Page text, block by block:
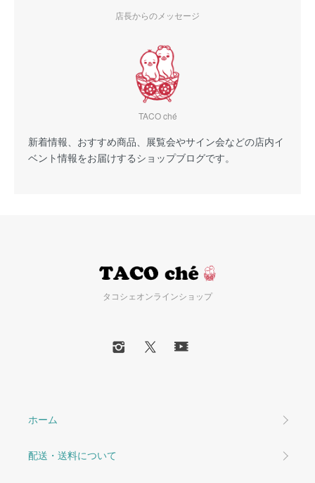
店長からのメッセージ
TACO ché
新着情報、おすすめ商品、展覧会やサイン会などの店内イ
ベント情報をお届けするショップブログです。
タコシェオンラインショップ
ホーム
配送・送料について